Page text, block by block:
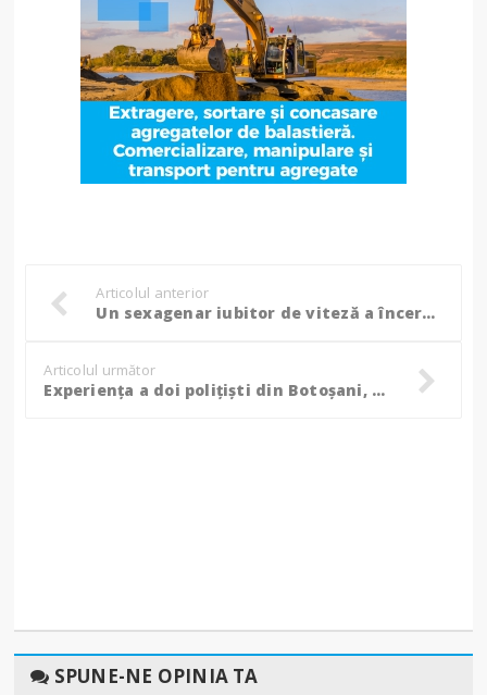
Articolul anterior
Un sexagenar iubitor de viteză a încercat să îi mituiască pe polițiștii botoșăneni cu 100 de euro!
Articolul următor
Experiența a doi polițiști din Botoșani, apreciată într-un proiect european de combatere a falsificării documentelor! (Foto)
SPUNE-NE OPINIA TA